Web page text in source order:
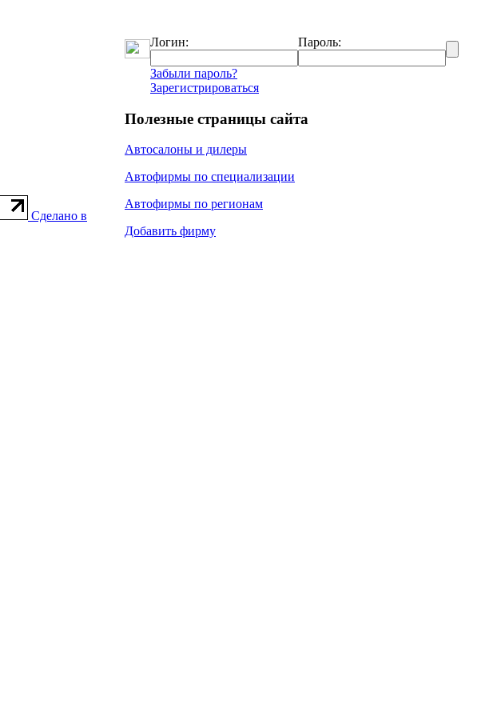
Сделано в
Логин: Пароль:
Забыли пароль?
Зарегистрироваться
Полезные страницы сайта
Автосалоны и дилеры
Автофирмы по специализации
Автофирмы по регионам
Добавить фирму